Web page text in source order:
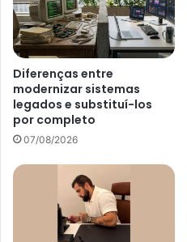
Diferenças entre
modernizar sistemas
legados e substituí-los
por completo
07/08/2026